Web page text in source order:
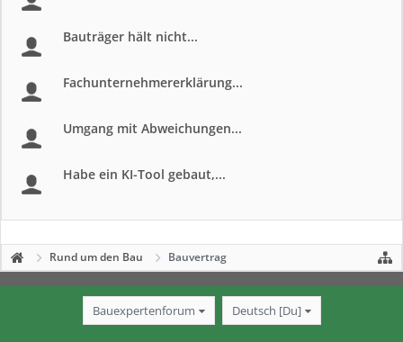
Bauträger hält nicht...
Fachunternehmererklärung...
Umgang mit Abweichungen...
Habe ein KI-Tool gebaut,...
Rund um den Bau Bauvertrag
Bauexpertenforum Deutsch [Du]